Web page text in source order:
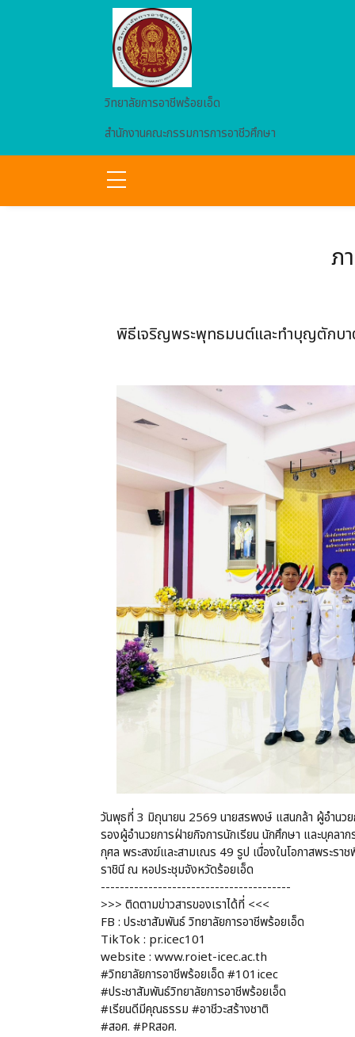
Skip to main content
วิทยาลัยการอาชีพร้อยเอ็ด
สำนักงานคณะกรรมการการอาชีวศึกษา
ภ
พิธีเจริญพระพุทธมนต์และทำบุญตักบา
วันพุธที่ 3 มิถุนายน 2569 นายสรพงษ์ แสนกล้า ผู้อำนว
รองผู้อำนวยการฝ่ายกิจการนักเรียน นักศึกษา และบุคล
กุศล พระสงฆ์และสามเณร 49 รูป เนื่องในโอกาสพระร
ราชินี ณ หอประชุมจังหวัดร้อยเอ็ด
----------------------------------------
>>> ติดตามข่าวสารของเราได้ที่ <<<
FB : ประชาสัมพันธ์ วิทยาลัยการอาชีพร้อยเอ็ด
TikTok : pr.icec101
website : www.roiet-icec.ac.th
#วิทยาลัยการอาชีพร้อยเอ็ด #101icec
#ประชาสัมพันธ์วิทยาลัยการอาชีพร้อยเอ็ด
#เรียนดีมีคุณธรรม #อาชีวะสร้างชาติ
#สอศ. #PRสอศ.